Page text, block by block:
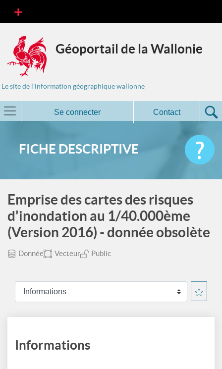
Géoportail de la Wallonie
Le site de l'information géographique wallonne
Se connecter Contact
FICHE DESCRIPTIVE
Emprise des cartes des risques
d'inondation au 1/40.000ème
(Version 2016) - donnée obsolète
Donnée Vecteur Public
Informations